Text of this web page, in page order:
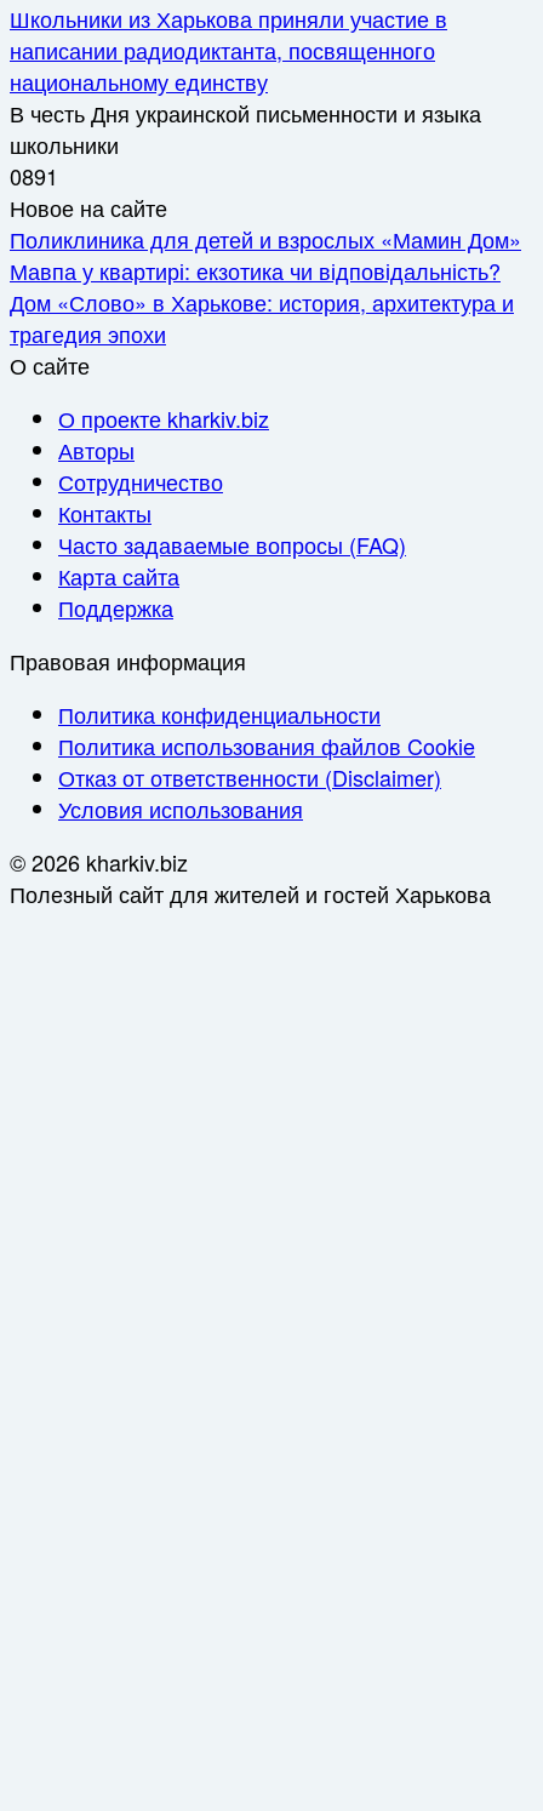
Школьники из Харькова приняли участие в
написании радиодиктанта, посвященного
национальному единству
В честь Дня украинской письменности и языка
школьники
0891
Новое на сайте
Поликлиника для детей и взрослых «Мамин Дом»
Мавпа у квартирі: екзотика чи відповідальність?
Дом «Слово» в Харькове: история, архитектура и
трагедия эпохи
О сайте
О проекте kharkiv.biz
Авторы
Сотрудничество
Контакты
Часто задаваемые вопросы (FAQ)
Карта сайта
Поддержка
Правовая информация
Политика конфиденциальности
Политика использования файлов Cookie
Отказ от ответственности (Disclaimer)
Условия использования
© 2026 kharkiv.biz
Полезный сайт для жителей и гостей Харькова